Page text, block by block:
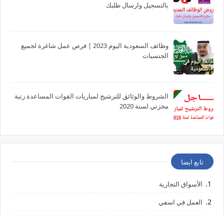
بالتسجيل وارسال طلبك
وظائف السعودية اليوم 2023 | فرص عمل شاغرة لجميع
الجنسيات
الشروط والوثائق للترشيح لمباريات القوات المساعدة رتبة
مخزني لسنة 2020
تابع ايضا
الأسواق التجارية
العمل في اسفي